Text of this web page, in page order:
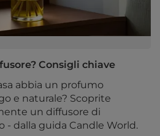
Consigli chiave
abbia un profumo
e naturale? Scoprite
un diffusore di
- dalla guida Candle World.